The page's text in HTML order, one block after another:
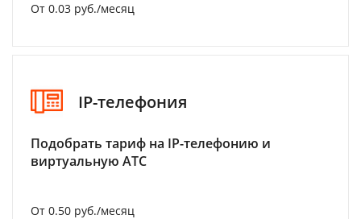
От 0.03 руб./месяц
IP-телефония
Подобрать тариф на IP-телефонию и
виртуальную АТС
От 0.50 руб./месяц